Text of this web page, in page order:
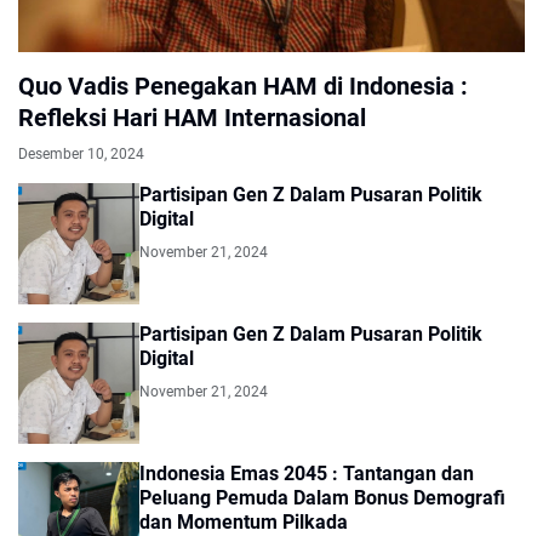
Quo Vadis Penegakan HAM di Indonesia :
Refleksi Hari HAM Internasional
Desember 10, 2024
Partisipan Gen Z Dalam Pusaran Politik
Digital
November 21, 2024
Partisipan Gen Z Dalam Pusaran Politik
Digital
November 21, 2024
Indonesia Emas 2045 : Tantangan dan
Peluang Pemuda Dalam Bonus Demografi
dan Momentum Pilkada